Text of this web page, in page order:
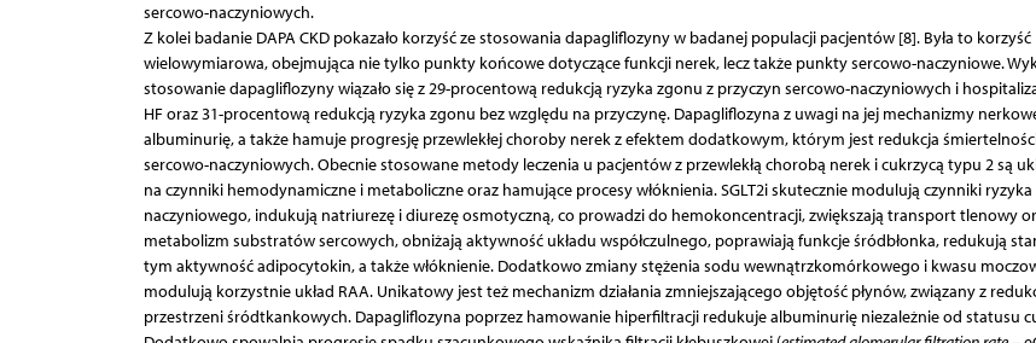
sercowo-naczyniowych.
Z kolei badanie DAPA CKD pokazało korzyść ze stosowania dapagliflozyny w badanej populacji pacjentów [8]. Była to korzyść
wielowymiarowa, obejmująca nie tylko punkty końcowe dotyczące funkcji nerek, lecz także punkty sercowo-naczyniowe.
stosowanie dapagliflozyny wiązało się z 29-procentową redukcją ryzyka zgonu z przyczyn sercowo-naczyniowych i
HF oraz 31-procentową redukcją ryzyka zgonu bez względu na przyczynę. Dapagliflozyna z uwagi na jej mechanizmy
albuminurię, a także hamuje progresję przewlekłej choroby nerek z efektem dodatkowym, którym jest redukcja
sercowo-naczyniowych. Obecnie stosowane metody leczenia u pacjentów z przewlekłą chorobą nerek i cukrzycą typu 2 są
na czynniki hemodynamiczne i metaboliczne oraz hamujące procesy włóknienia. SGLT2i skutecznie modulują czynniki
naczyniowego, indukują natriurezę i diurezę osmotyczną, co prowadzi do hemokoncentracji, zwiększają transport tlenowy
metabolizm substratów sercowych, obniżają aktywność układu współczulnego, poprawiają funkcje śródbłonka, redukują
tym aktywność adipocytokin, a także włóknienie. Dodatkowo zmiany stężenia sodu wewnątrzkomórkowego i kwasu
modulują korzystnie układ RAA. Unikatowy jest też mechanizm działania zmniejszającego objętość płynów, związany z
przestrzeni śródtkankowych. Dapagliflozyna poprzez hamowanie hiperfiltracji redukuje albuminurię niezależnie od statusu